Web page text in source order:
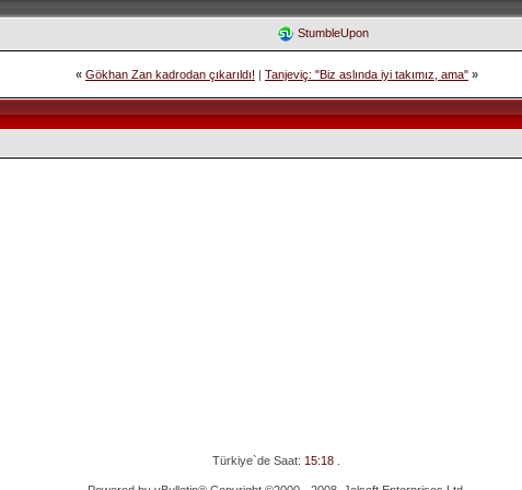
StumbleUpon
« Gökhan Zan kadrodan çıkarıldı! | Tanjeviç: "Biz aslında iyi takımız, ama" »
Türkiye`de Saat: 15:18